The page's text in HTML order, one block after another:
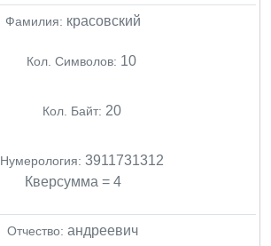
Фамилия: красовский
Кол. Символов: 10
Кол. Байт: 20
Нумерология: 3911731312
Кверсумма = 4
Отчество: андреевич